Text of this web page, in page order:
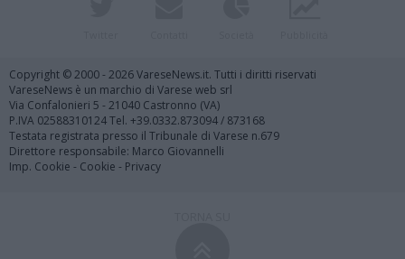
Copyright © 2000 - 2026 VareseNews.it. Tutti i diritti riservati
VareseNews è un marchio di Varese web srl
Via Confalonieri 5 - 21040 Castronno (VA)
P.IVA 02588310124 Tel. +39.0332.873094 / 873168
Testata registrata presso il Tribunale di Varese n.679
Direttore responsabile: Marco Giovannelli
Imp. Cookie - Cookie - Privacy